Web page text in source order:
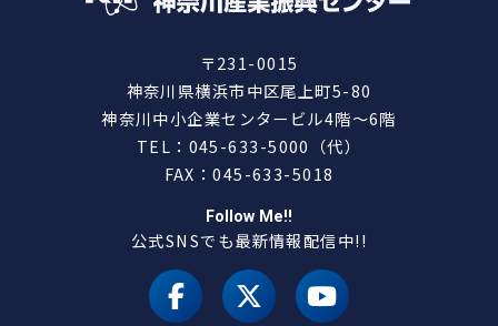
〒231-0015
神奈川県横浜市中区尾上町5-80
神奈川中小企業センタービル4階～6階
TEL：045-633-5000（代）
FAX：045-633-5018
Follow Me!!
公式SNSでも最新情報配信中!!
facebookX（旧 twitter）
youtube